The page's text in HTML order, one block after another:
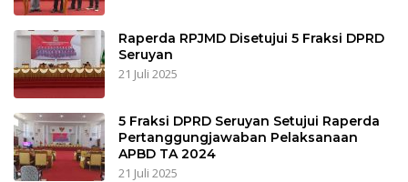
Raperda RPJMD Disetujui 5 Fraksi DPRD
Seruyan
21 Juli 2025
5 Fraksi DPRD Seruyan Setujui Raperda
Pertanggungjawaban Pelaksanaan
APBD TA 2024
21 Juli 2025